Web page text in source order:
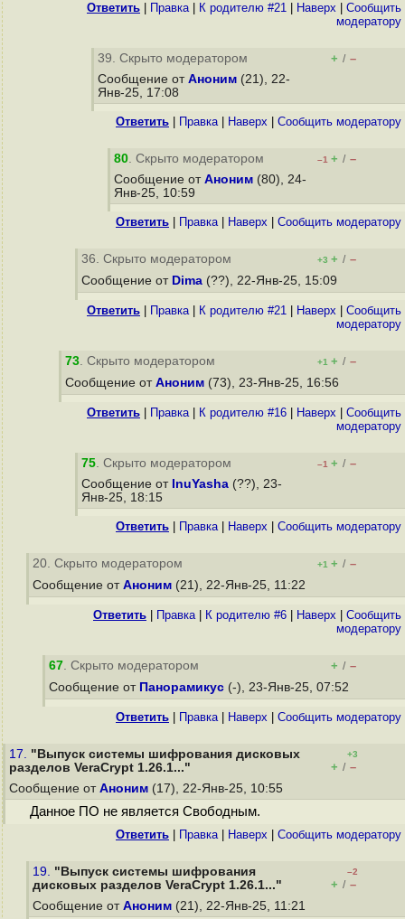
Ответить Правка| К родителю #21 Наверх
Cообщить
модератору
39. Скрыто модератором + / –
Сообщение от Аноним (21), 22-
Янв-25, 17:08
Ответить Правка| Наверх Cообщить модератору
80. Скрыто модератором –1 + / –
Сообщение от Аноним (80), 24-
Янв-25, 10:59
Ответить Правка| Наверх Cообщить модератору
36. Скрыто модератором +3 + / –
Сообщение от Dima (??), 22-Янв-25, 15:09
Ответить Правка| К родителю #21 Наверх
Cообщить
модератору
73. Скрыто модератором +1 + / –
Сообщение от Аноним (73), 23-Янв-25, 16:56
Ответить Правка| К родителю #16 Наверх
Cообщить
модератору
75. Скрыто модератором –1 + / –
Сообщение от InuYasha (??), 23-
Янв-25, 18:15
Ответить Правка| Наверх Cообщить модератору
20. Скрыто модератором +1 + / –
Сообщение от Аноним (21), 22-Янв-25, 11:22
Ответить Правка| К родителю #6 Наверх
Cообщить
модератору
67. Скрыто модератором + / –
Сообщение от Панорамикус (-), 23-Янв-25, 07:52
Ответить Правка| Наверх Cообщить модератору
17. "Выпуск системы шифрования дисковых
разделов VeraCrypt 1.26.1..."
+3
+ / –
Сообщение от Аноним (17), 22-Янв-25, 10:55
Данное ПО не является Свободным.
Ответить Правка| Наверх Cообщить модератору
19. "Выпуск системы шифрования
дисковых разделов VeraCrypt 1.26.1..."
–2
+ / –
Сообщение от Аноним (21), 22-Янв-25, 11:21